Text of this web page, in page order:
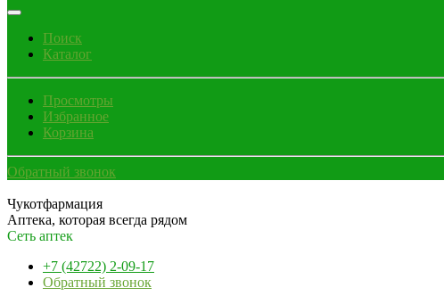
Поиск
Каталог
Просмотры
Избранное
Корзина
Обратный звонок
Чукотфармация
Аптека, которая всегда рядом
Сеть аптек
+7 (42722) 2-09-17
Обратный звонок